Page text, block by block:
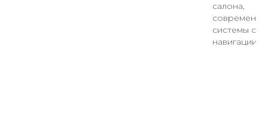
салона,
системы
навигации